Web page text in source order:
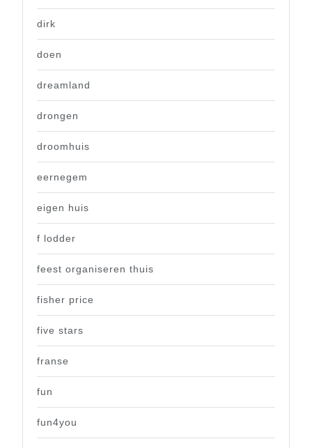
dirk
doen
dreamland
drongen
droomhuis
eernegem
eigen huis
f lodder
feest organiseren thuis
fisher price
five stars
franse
fun
fun4you